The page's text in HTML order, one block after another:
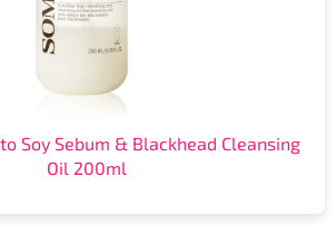
Soy Sebum & Blackhead Cleansing
Oil 200ml